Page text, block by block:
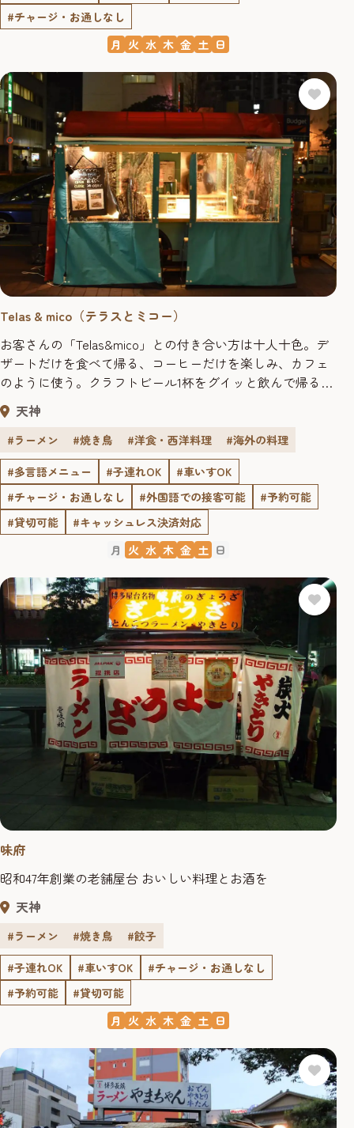
#チャージ・お通しなし
月 火 水 木 金 土 日
Telas & mico（テラスとミコー）
お客さんの「Telas&mico」との付き合い方は十人十色。デ
ザートだけを食べて帰る、コーヒーだけを楽しみ、カフェ
のように使う。クラフトビール1杯をグイッと飲んで帰るお
客さんもいるのだとか。それぞれの使い方があるのも、多
種多様なメニューが並ぶ「Telas&mico」らしさなのかもし
れません。 【店主のオススメ！】鉄串三種セット 1,100円
自家製明太バター ブルースケッタ 500円博多麻辣ま...
天神
#ラーメン #焼き鳥 #洋食・西洋料理
#海外の料理
#多言語メニュー
#子連れOK
#車いすOK
#チャージ・お通しなし
#外国語での接客可能
#予約可能
#貸切可能
#キャッシュレス決済対応
月 火 水 木 金 土 日
味府
昭和47年創業の老舗屋台 おいしい料理とお酒を
天神
#ラーメン #焼き鳥
#餃子
#子連れOK
#車いすOK
#チャージ・お通しなし
#予約可能
#貸切可能
月 火 水 木 金 土 日